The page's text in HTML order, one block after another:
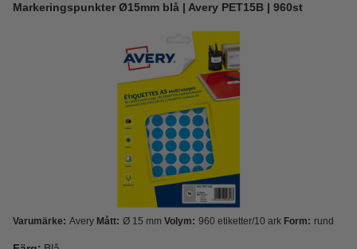
Markeringspunkter Ø15mm blå | Avery PET15B | 960st
Varumärke: Avery Mått: Ø 15 mm Volym: 960 etiketter/10 ark Form: rund